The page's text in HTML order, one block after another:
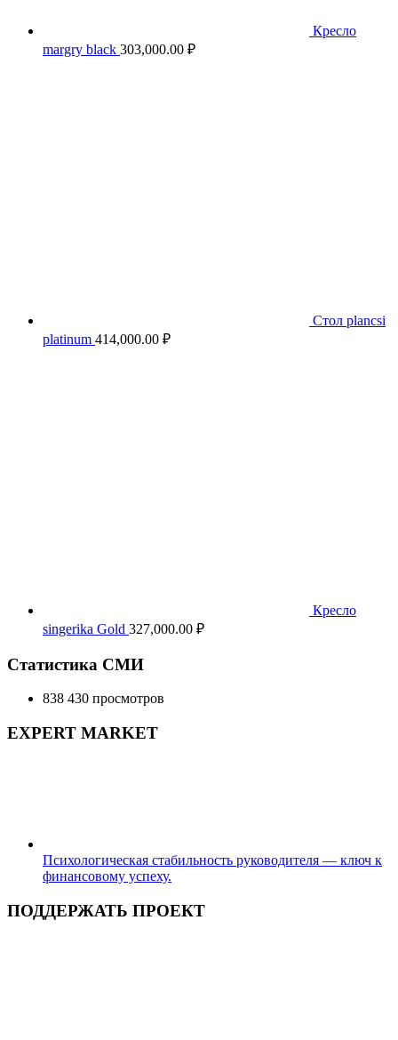
Кресло
margry black 303,000.00 ₽
Стол plancsi
platinum 414,000.00 ₽
Кресло
singerika Gold 327,000.00 ₽
Статистика СМИ
838 430 просмотров
EXPERT MARKET
Психологическая стабильность руководителя — ключ к
финансовому успеху.
ПОДДЕРЖАТЬ ПРОЕКТ